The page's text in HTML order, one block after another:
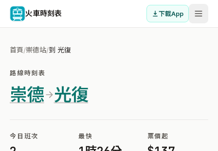
火車時刻表 下載App
首頁/崇德站/到 光復
路線時刻表
崇德 光復
今日班次 最快 票價起